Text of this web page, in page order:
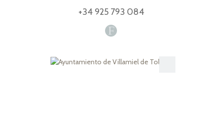
F
+34 925 793 084